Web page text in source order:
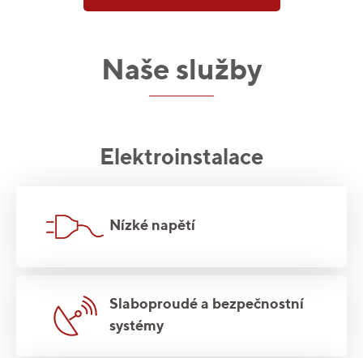
Naše služby
Elektroinstalace
Nízké napětí
Slaboproudé a bezpečnostní
systémy